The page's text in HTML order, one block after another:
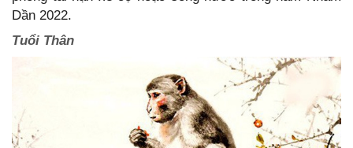
Dần 2022.
Tuổi Thân